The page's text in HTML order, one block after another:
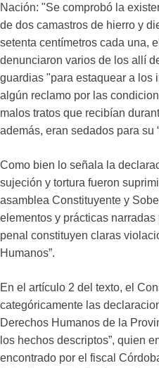
Nación: "Se comprobó la
de dos camastros de hierro y
setenta centímetros cada una,
denunciaron varios de los allí
guardias "para estaquear a los
algún reclamo por las
malos tratos que recibían
además, eran sedados para su
Como bien lo señala la
sujeción y tortura fueron
asamblea Constituyente y
elementos y prácticas
penal constituyen claras
Humanos”.
En el artículo 2 del texto, el
categóricamente las
Derechos Humanos de la
los hechos descriptos”, quien
encontrado por el fiscal